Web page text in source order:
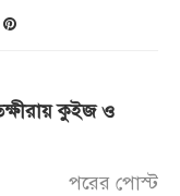
কুইজ ও
পরের পোস্ট